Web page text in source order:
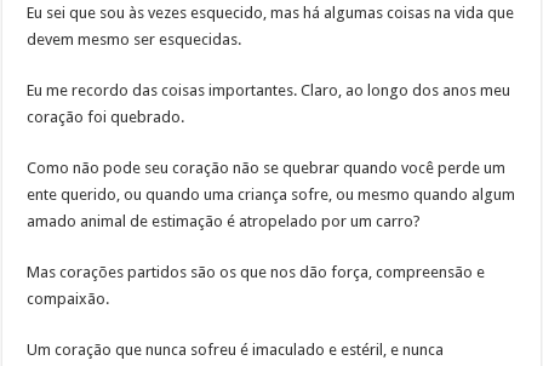
Eu sei que sou às vezes esquecido, mas há algumas coisas na vida que
devem mesmo ser esquecidas.
Eu me recordo das coisas importantes. Claro, ao longo dos anos meu
coração foi quebrado.
Como não pode seu coração não se quebrar quando você perde um
ente querido, ou quando uma criança sofre, ou mesmo quando algum
amado animal de estimação é atropelado por um carro?
Mas corações partidos são os que nos dão força, compreensão e
compaixão.
Um coração que nunca sofreu é imaculado e estéril, e nunca